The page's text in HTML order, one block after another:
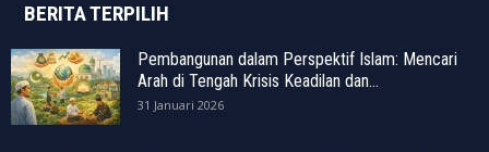
BERITA TERPILIH
Pembangunan dalam Perspektif Islam: Mencari
Arah di Tengah Krisis Keadilan dan...
31 Januari 2026